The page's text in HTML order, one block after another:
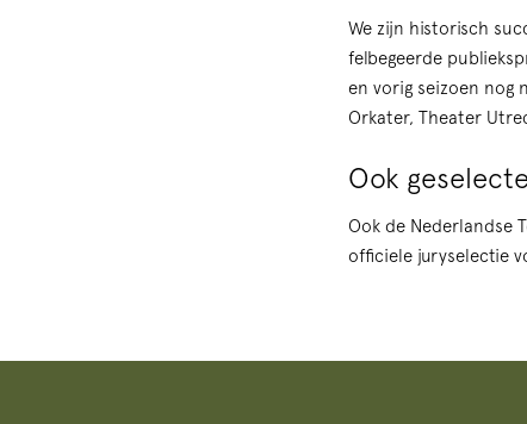
We zijn historisch
felbegeerde
en vorig seizoen nog
Orkater, Theater
Ook
Ook de Nederlandse
officiele juryselectie